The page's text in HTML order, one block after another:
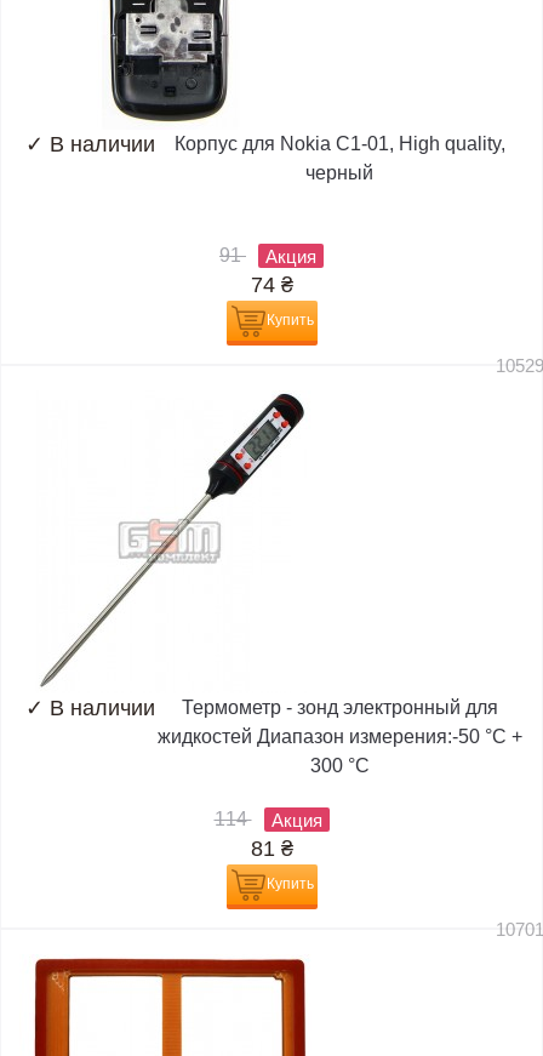
✓ В наличии
Корпус для Nokia C1-01, High quality,
черный
91 Акция
74 ₴
Купить
✓ В наличии
Термометр - зонд электронный для
жидкостей Диапазон измерения:-50 °C +
300 °C
114 Акция
81 ₴
Купить